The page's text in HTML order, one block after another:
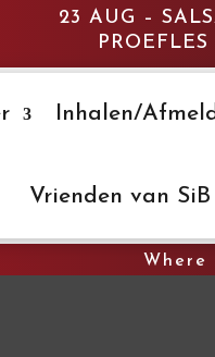
23 AUG –
Inhalen/
Vrienden van SiB
Where